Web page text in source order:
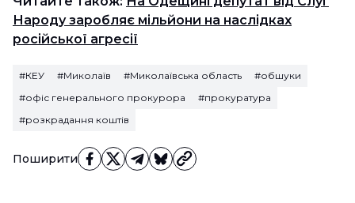
Поширити
Народу заробляє мільйони на наслідках
російської агресії
#КЕУ #Миколаїв #Миколаївська область
#обшуки
#офіс генерального прокурора
#прокуратура
#розкрадання коштів